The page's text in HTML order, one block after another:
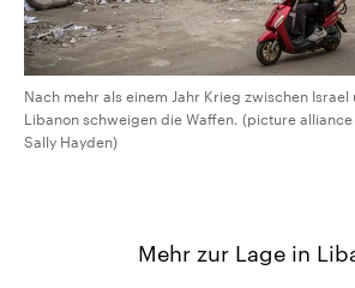
Nach mehr als einem Jahr Krieg zwischen
Libanon schweigen die Waffen. (picture alliance
Sally Hayden)
Mehr zur Lage in